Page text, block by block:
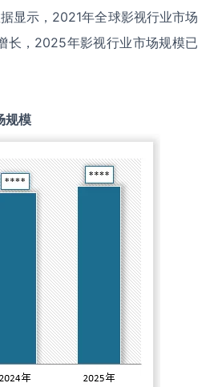
显示，2021年全球影视行业市场
长，2025年影视行业市场规模已
规模